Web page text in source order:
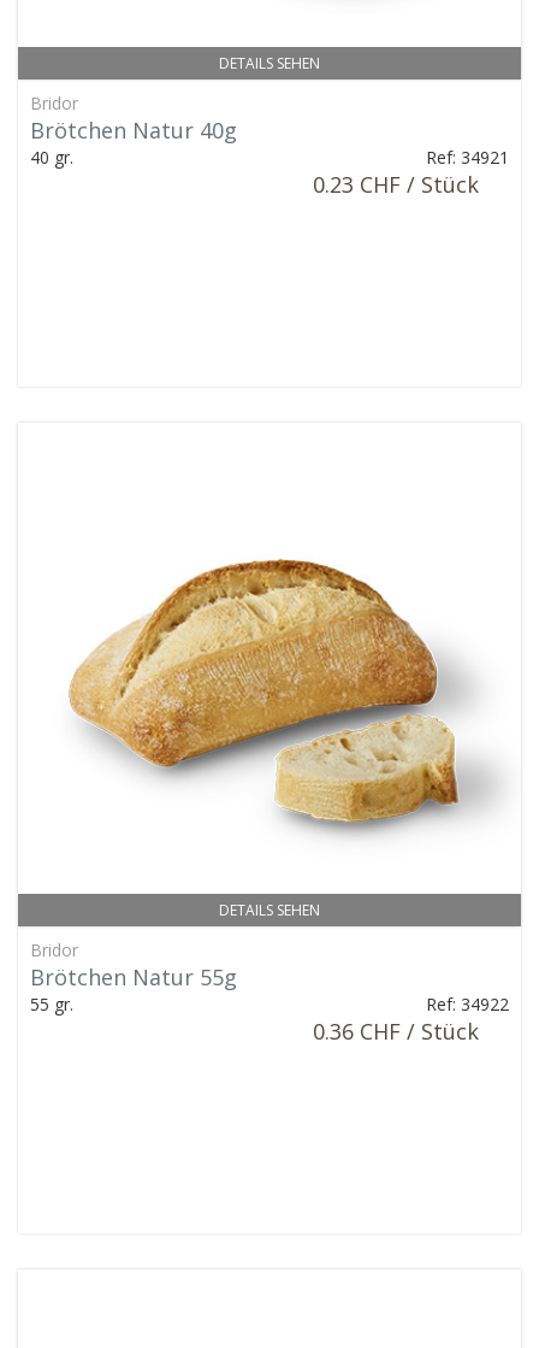
DETAILS SEHEN
Bridor
Brötchen Natur 40g
40 gr. Ref: 34921
0.23 CHF / Stück
DETAILS SEHEN
Bridor
Brötchen Natur 55g
55 gr. Ref: 34922
0.36 CHF / Stück